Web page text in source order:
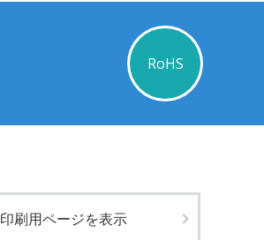
RoHS
印刷用ページを表示